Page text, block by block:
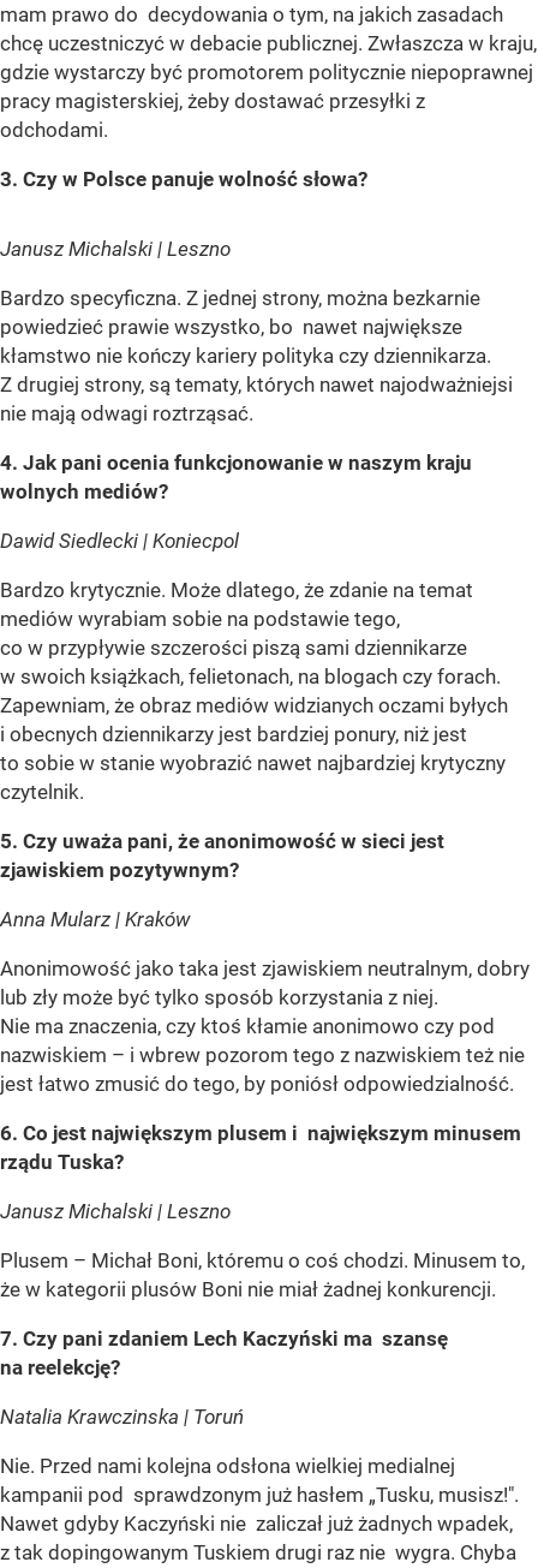
mam prawo do decydowania o tym, na jakich zasadach
chcę uczestniczyć w debacie publicznej. Zwłaszcza w kraju,
gdzie wystarczy być promotorem politycznie niepoprawnej
pracy magisterskiej, żeby dostawać przesyłki z
odchodami.
3. Czy w Polsce panuje wolność słowa?
Janusz Michalski | Leszno
Bardzo specyficzna. Z jednej strony, można bezkarnie
powiedzieć prawie wszystko, bo nawet największe
kłamstwo nie kończy kariery polityka czy dziennikarza.
Z drugiej strony, są tematy, których nawet najodważniejsi
nie mają odwagi roztrząsać.
4. Jak pani ocenia funkcjonowanie w naszym kraju
wolnych mediów?
Dawid Siedlecki | Koniecpol
Bardzo krytycznie. Może dlatego, że zdanie na temat
mediów wyrabiam sobie na podstawie tego,
co w przypływie szczerości piszą sami dziennikarze
w swoich książkach, felietonach, na blogach czy forach.
Zapewniam, że obraz mediów widzianych oczami byłych
i obecnych dziennikarzy jest bardziej ponury, niż jest
to sobie w stanie wyobrazić nawet najbardziej krytyczny
czytelnik.
5. Czy uważa pani, że anonimowość w sieci jest
zjawiskiem pozytywnym?
Anna Mularz | Kraków
Anonimowość jako taka jest zjawiskiem neutralnym, dobry
lub zły może być tylko sposób korzystania z niej.
Nie ma znaczenia, czy ktoś kłamie anonimowo czy pod
nazwiskiem – i wbrew pozorom tego z nazwiskiem też nie
jest łatwo zmusić do tego, by poniósł odpowiedzialność.
6. Co jest największym plusem i największym minusem
rządu Tuska?
Janusz Michalski | Leszno
Plusem – Michał Boni, któremu o coś chodzi. Minusem to,
że w kategorii plusów Boni nie miał żadnej konkurencji.
7. Czy pani zdaniem Lech Kaczyński ma szansę
na reelekcję?
Natalia Krawczinska | Toruń
Nie. Przed nami kolejna odsłona wielkiej medialnej
kampanii pod sprawdzonym już hasłem „Tusku, musisz!".
Nawet gdyby Kaczyński nie zaliczał już żadnych wpadek,
z tak dopingowanym Tuskiem drugi raz nie wygra. Chyba